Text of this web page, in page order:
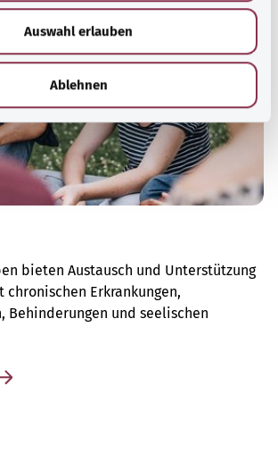
Auswahl erlauben
Ablehnen
bieten Austausch und Unterstützung
chronischen Erkrankungen,
Behinderungen und seelischen